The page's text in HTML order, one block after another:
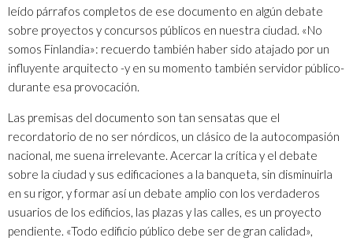
leído párrafos completos de ese documento en algún debate
sobre proyectos y concursos públicos en nuestra ciudad. «No
somos Finlandia»: recuerdo también haber sido atajado por un
influyente arquitecto -y en su momento también servidor público-
durante esa provocación.
Las premisas del documento son tan sensatas que el
recordatorio de no ser nórdicos, un clásico de la autocompasión
nacional, me suena irrelevante. Acercar la crítica y el debate
sobre la ciudad y sus edificaciones a la banqueta, sin disminuirla
en su rigor, y formar así un debate amplio con los verdaderos
usuarios de los edificios, las plazas y las calles, es un proyecto
pendiente. «Todo edificio público debe ser de gran calidad»,